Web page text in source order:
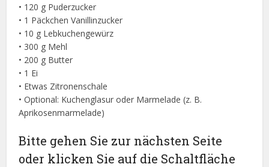
• 120 g Puderzucker
• 1 Päckchen Vanillinzucker
• 10 g Lebkuchengewürz
• 300 g Mehl
• 200 g Butter
• 1 Ei
• Etwas Zitronenschale
• Optional: Kuchenglasur oder Marmelade (z. B.
Aprikosenmarmelade)
Bitte gehen Sie zur nächsten Seite
oder klicken Sie auf die Schaltfläche